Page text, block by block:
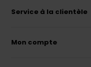
Service à la clientèle
Mon compte